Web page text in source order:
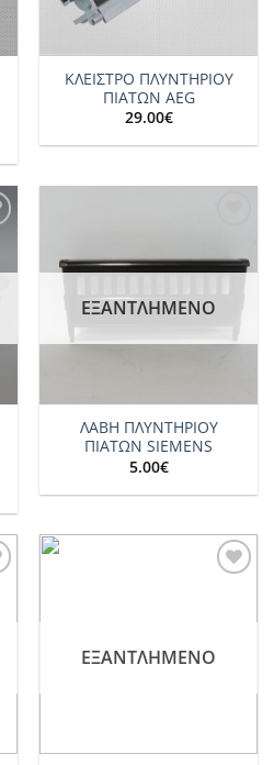
ΚΛΕΙΣΤΡΟ ΠΛΥΝΤΗΡΙΟΥ
ΠΙΑΤΩΝ AEG
29.00€
wishlist
ΕΞΑΝΤΛΗΜΈΝΟ
ΛΑΒΗ ΠΛΥΝΤΗΡΙΟΥ
ΠΙΑΤΩΝ SIEMENS
5.00€
ΕΞΑΝΤΛΗΜΈΝΟ